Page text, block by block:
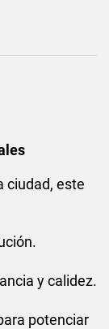
ciudad, este
y calidez.
potenciar